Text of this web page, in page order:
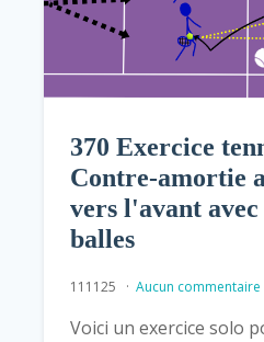
370 Exercice
Contre-amortie
vers l'avant
balles
111125 Aucun commentaire
Voici un exercice solo